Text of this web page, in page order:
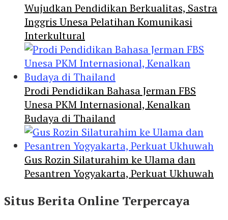
Wujudkan Pendidikan Berkualitas, Sastra
Inggris Unesa Pelatihan Komunikasi
Interkultural
Prodi Pendidikan Bahasa Jerman FBS
Unesa PKM Internasional, Kenalkan
Budaya di Thailand
Gus Rozin Silaturahim ke Ulama dan
Pesantren Yogyakarta, Perkuat Ukhuwah
Situs Berita Online Terpercaya